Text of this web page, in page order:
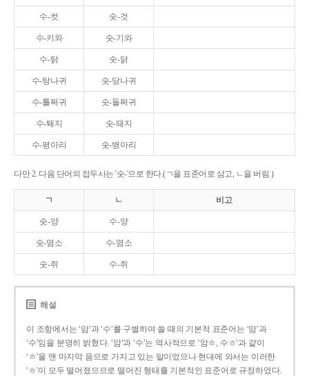
수-컷 숫-것
수-키와 숫-기와
수-탉 숫-닭
수-탕나귀 숫-당나귀
수-톨쩌귀 숫-돌쩌귀
수-퇘지 숫-돼지
수-평아리 숫-병아리
다만 2. 다음 단어의 접두사는 '숫-'으로 한다.(ㄱ을 표준어로 삼고, ㄴ을 버림.)
ㄱ ㄴ 비고
숫-양 수-양
숫-염소 수-염소
숫-쥐 수-쥐
해설
이 조항에서는 ‘암’과 ‘수’를 구별하여 쓸 때의 기본적 표준어는 ‘암’과
‘수’임을 분명히 밝혔다. ‘암’과 ‘수’는 역사적으로 ‘암ㅎ, 수ㅎ’과 같이
‘ㅎ’을 맨 마지막 음으로 가지고 있는 말이었으나 현대에 와서는 이러한
‘ㅎ’이 모두 떨어졌으므로 떨어진 형태를 기본적인 표준어로 규정하였다.